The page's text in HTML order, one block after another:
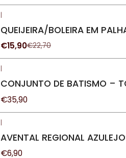
DESCONTO
|
QUEIJEIRA/BOLEIRA EM
€15,90€22,70
|
CONJUNTO DE BATISMO –
€35,90
|
AVENTAL REGIONAL
€6,90